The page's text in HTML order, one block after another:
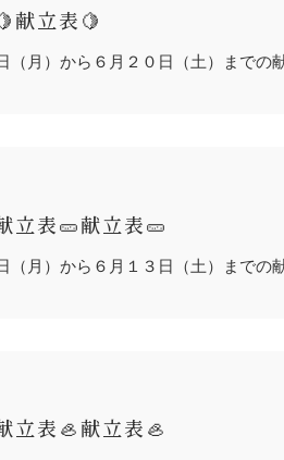
献立表🍋
（月）から６月２０日（土）までの
立表🥒献立表🥒
（月）から６月１３日（土）までの
立表🦪献立表🦪